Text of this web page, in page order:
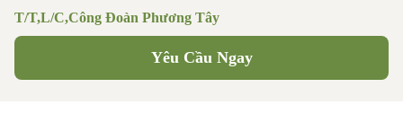
T/T,L/C,Công Đoàn Phương Tây
Yêu Cầu Ngay